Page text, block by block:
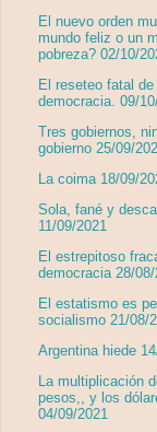
El nuevo orden
mundo feliz o un
pobreza? 02/10/
El reseteo fatal de
democracia. 09/
Tres gobiernos,
gobierno 25/09/
La coima 18/09/
Sola, fané y
11/09/2021
El estrepitoso
democracia 28/08/
El estatismo es
socialismo 21/08/
Argentina hiede
La multiplicación
pesos,, y los
04/09/2021